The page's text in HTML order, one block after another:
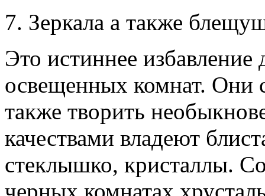
7. Зеркала а также
Это истиннее
освещенных комнат. Они
также творить
качествами владеют
стеклышко, кристаллы.